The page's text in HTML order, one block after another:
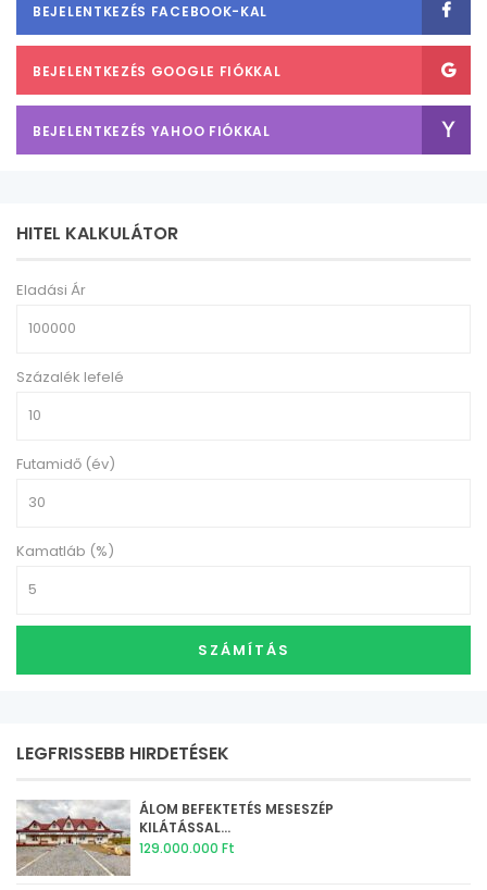
BEJELENTKEZÉS FACEBOOK-KAL
BEJELENTKEZÉS GOOGLE FIÓKKAL
BEJELENTKEZÉS YAHOO FIÓKKAL
HITEL KALKULÁTOR
Eladási Ár
Százalék lefelé
Futamidő (év)
Kamatláb (%)
SZÁMÍTÁS
LEGFRISSEBB HIRDETÉSEK
ÁLOM BEFEKTETÉS MESESZÉP
KILÁTÁSSAL...
129.000.000 Ft